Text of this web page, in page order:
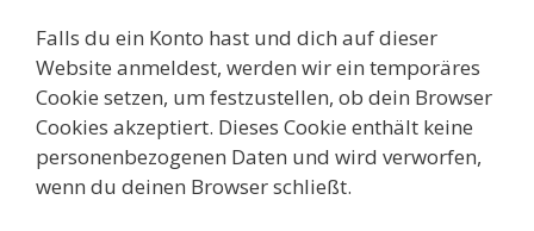
Falls du ein Konto hast und dich auf dieser
Website anmeldest, werden wir ein temporäres
Cookie setzen, um festzustellen, ob dein Browser
Cookies akzeptiert. Dieses Cookie enthält keine
personenbezogenen Daten und wird verworfen,
wenn du deinen Browser schließt.